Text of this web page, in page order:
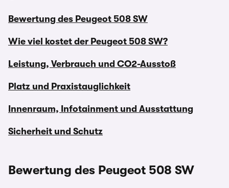
Bewertung des Peugeot 508 SW
Wie viel kostet der Peugeot 508 SW?
Leistung, Verbrauch und CO2-Ausstoß
Platz und Praxistauglichkeit
Innenraum, Infotainment und Ausstattung
Sicherheit und Schutz
Bewertung des Peugeot 508 SW